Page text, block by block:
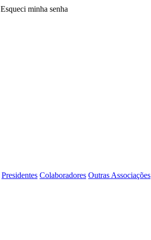
Esqueci minha senha
Presidentes Colaboradores Outras Associações